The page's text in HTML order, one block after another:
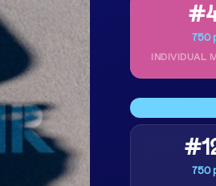
750
INDIVIDUAL
750